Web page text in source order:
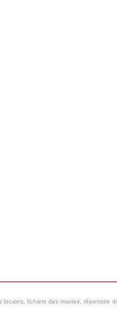
fichiers des mairies, répertoire